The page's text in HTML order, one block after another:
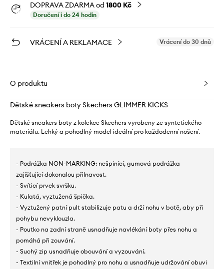
DOPRAVA ZDARMA od 1800 Kč
Doručení i do 24 hodin
VRÁCENÍ A REKLAMACE Vrácení do 30 dnů
O produktu
Dětské sneakers boty Skechers GLIMMER KICKS
Dětské sneakers boty z kolekce Skechers vyrobeny ze syntetického
materiálu. Lehký a pohodlný model ideální pro každodenní nošení.
- Podrážka NON-MARKING: nešpinící, gumová podrážka
zajišťující dokonalou přilnavost.
- Svíticí prvek svršku.
- Kulatá, vyztužená špička.
- Vyztužený patní pult stabilizuje patu a drží nohu v botě, aby při
pohybu nevyklouzla.
- Poutko na zadní straně usnadňuje navlékání boty přes nohu a
pomáhá při zouvání.
- Suchý zip usnadňuje obouvání a vyzouvání.
- Textilní vnitřek je pohodlný pro nohu a usnadňuje udržování obuvi